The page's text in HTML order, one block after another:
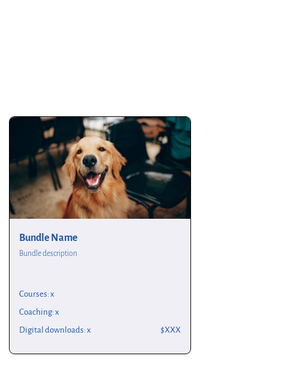
Bundle Name
Bundle description
Courses: x
Coaching: x
Digital downloads: x
$XXX